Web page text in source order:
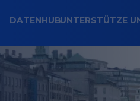
DATENHUBUNTERSTÜTZE